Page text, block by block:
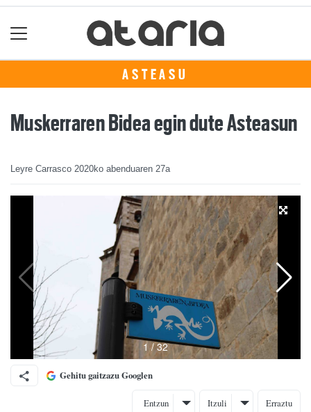
ASTEASU
Muskerraren Bidea egin dute Asteasun
Leyre Carrasco 2020ko abenduaren 27a
Gehitu gaitzazu Googlen
Entzun Itzuli Erraztu